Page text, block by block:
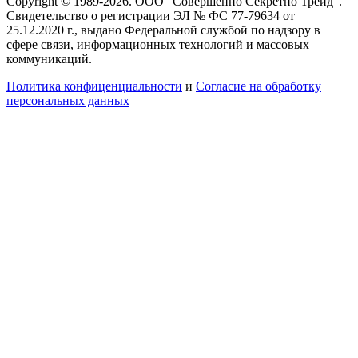
Свидетельство о регистрации ЭЛ № ФС 77-79634 от
25.12.2020 г., выдано Федеральной службой по надзору в
сфере связи, информационных технологий и массовых
коммуникаций.
Политика конфиценциальности и Согласие на обработку
персональных данных